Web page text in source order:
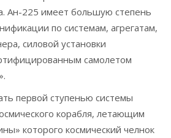
Ан-225 имеет большую степень
по системам, агрегатам,
силовой установки
самолетом
первой ступенью системы
корабля, летающим
которого космический челнок